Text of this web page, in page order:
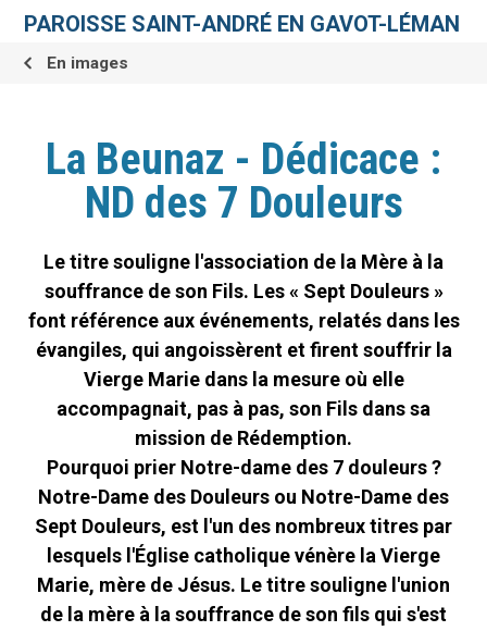
contenu.
personnelsPAROISSE SAINT-ANDRÉ EN GAVOT-LÉMAN
En images
La Beunaz - Dédicace :
ND des 7 Douleurs
Le titre souligne l'association de la Mère à la
souffrance de son Fils. Les « Sept Douleurs »
font référence aux événements, relatés dans les
évangiles, qui angoissèrent et firent souffrir la
Vierge Marie dans la mesure où elle
accompagnait, pas à pas, son Fils dans sa
mission de Rédemption.
Pourquoi prier Notre-dame des 7 douleurs ?
Notre-Dame des Douleurs ou Notre-Dame des
Sept Douleurs, est l'un des nombreux titres par
lesquels l'Église catholique vénère la Vierge
Marie, mère de Jésus. Le titre souligne l'union
de la mère à la souffrance de son fils qui s'est